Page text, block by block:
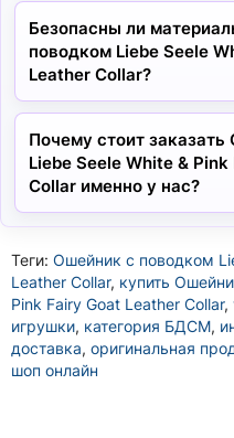
Безопасны ли
поводком Liebe Seele
Leather Collar?
Почему стоит
Liebe Seele White &
Collar именно у нас?
Теги: Ошейник с поводком
Leather Collar, купить
Pink Fairy Goat Leather Collar,
игрушки, категория БДСМ,
доставка, оригинальная
шоп онлайн